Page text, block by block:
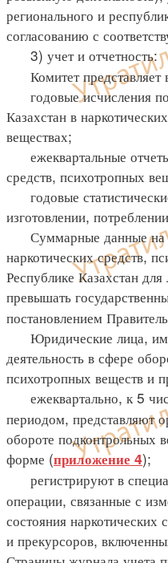
регионального и
согласованию с
3) учет и отчетность:
Комитет
годовые исчисления
Казахстан в
веществах;
ежеквартальные
средств, психотропных
годовые
изготовлении,
Суммарные данные на
наркотических средств,
Республике Казахстан
превышать
постановлением
Юридические лица,
деятельность в сфере
психотропных веществ и
ежеквартально, к 5
периодом, представляют
обороте подконтрольных
форме (приложение 4);
регистрируют в
операции, связанные с
состояния наркотических
и прекурсоров,